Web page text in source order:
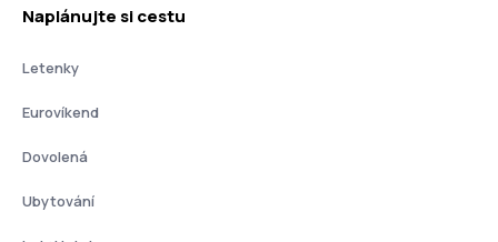
Naplánujte si cestu
Letenky
Eurovíkend
Dovolená
Ubytování